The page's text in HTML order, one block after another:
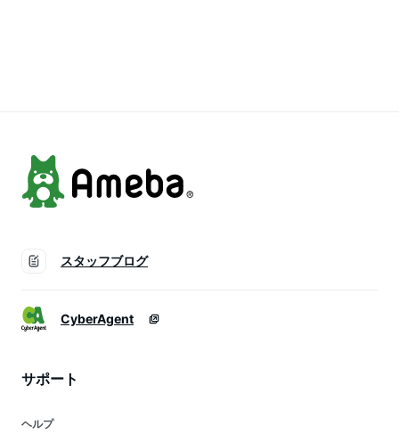
スタッフブログ
CyberAgent
サポート
ヘルプ